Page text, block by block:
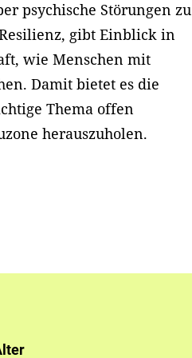
psychische Störungen zu
gibt Einblick in
wie Menschen mit
Damit bietet es die
Thema offen
herauszuholen.